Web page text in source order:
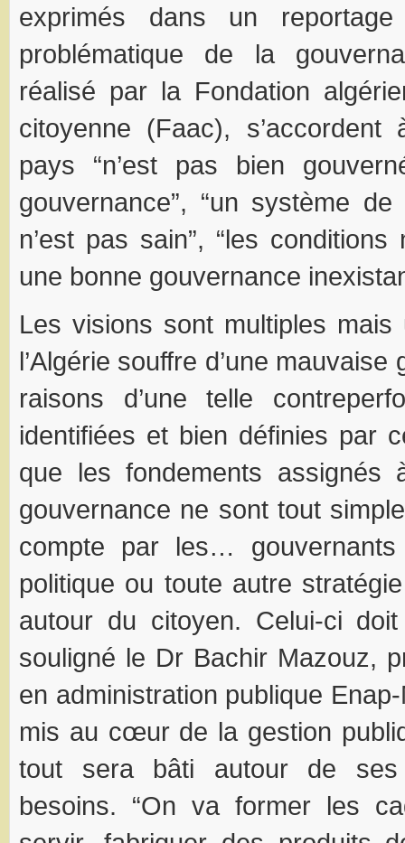
exprimés dans un
problématique de la
réalisé par la Fondation
citoyenne (Faac),
pays “n’est pas bien
gouvernance”, “un système
n’est pas sain”, “les
une bonne gouvernance
Les visions sont multiples
l’Algérie souffre d’une
raisons d’une telle
identifiées et bien définies par
que les fondements assignés
gouvernance ne sont tout
compte par les… gouvernants
politique ou toute autre
autour du citoyen. Celui-ci
souligné le Dr Bachir Mazouz,
en administration publique
mis au cœur de la gestion
tout sera bâti autour de
besoins. “On va former les